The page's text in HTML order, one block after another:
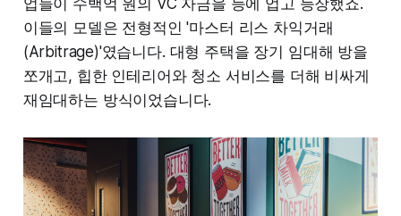
이들의 모델은 전형적인 '마스터 리스 차익거래
(Arbitrage)'였습니다. 대형 주택을 장기 임대해 방을
쪼개고, 힙한 인테리어와 청소 서비스를 더해 비싸게
재임대하는 방식이었습니다.